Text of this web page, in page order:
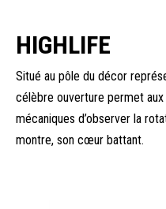
HIGHLIFE
Situé au pôle du décor
célèbre ouverture permet
mécaniques d’observer la
montre, son cœur battant.